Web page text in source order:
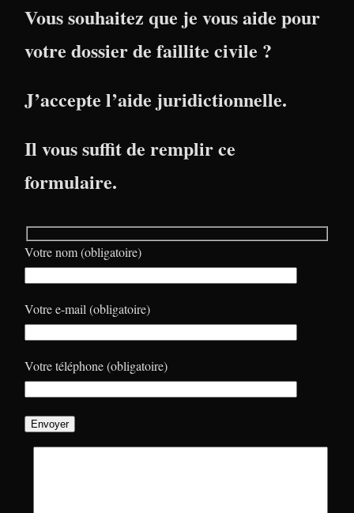
Vous souhaitez que je vous aide pour
votre dossier de faillite civile ?
J’accepte l’aide juridictionnelle.
Il vous suffit de remplir ce
formulaire.
Votre nom (obligatoire)
Votre e-mail (obligatoire)
Votre téléphone (obligatoire)